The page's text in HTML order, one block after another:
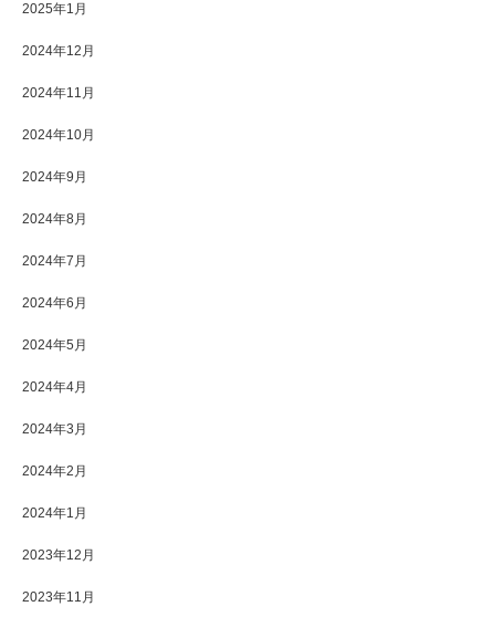
2025年1月
2024年12月
2024年11月
2024年10月
2024年9月
2024年8月
2024年7月
2024年6月
2024年5月
2024年4月
2024年3月
2024年2月
2024年1月
2023年12月
2023年11月